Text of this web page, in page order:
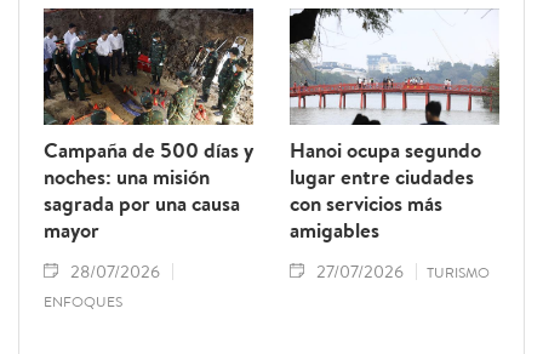
Campaña de 500 días y
noches: una misión
sagrada por una causa
mayor
28/07/2026
ENFOQUES
Hanoi ocupa segundo
lugar entre ciudades
con servicios más
amigables
27/07/2026 TURISMO